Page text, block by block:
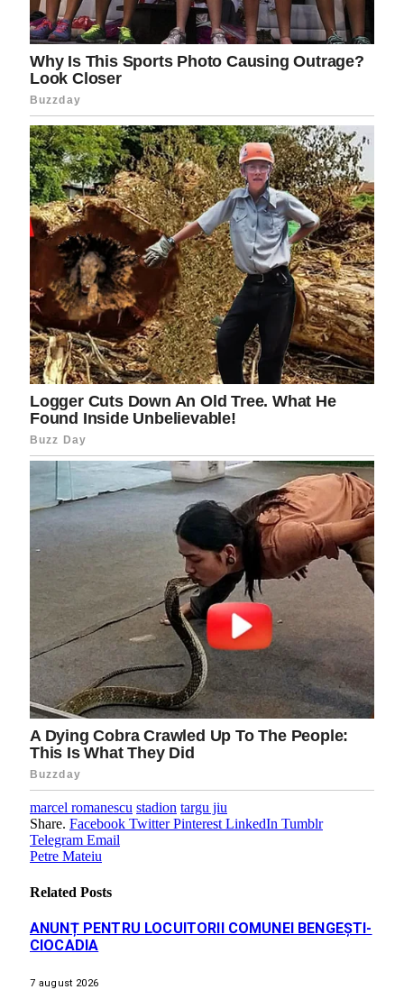
marcel romanescu stadion targu jiu
Share. Facebook Twitter Pinterest LinkedIn Tumblr
Telegram Email
Petre Mateiu
Related Posts
ANUNȚ PENTRU LOCUITORII COMUNEI BENGEȘTI-
CIOCADIA
7 august 2026